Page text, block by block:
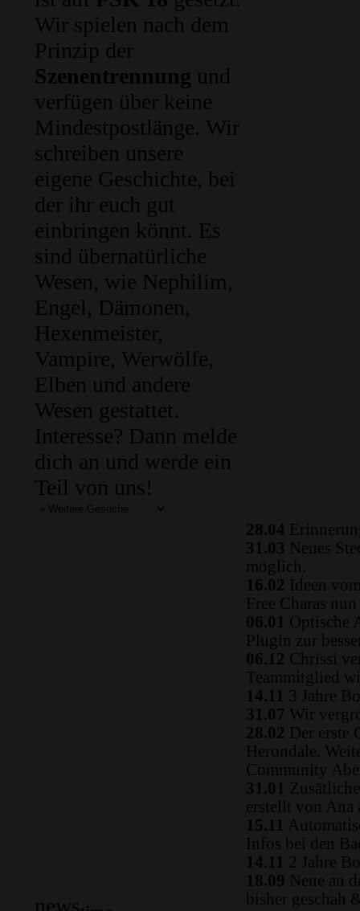
Wir spielen nach dem
Prinzip der
Szenentrennung und
verfügen über keine
Mindestpostlänge. Wir
schreiben unsere
eigene Geschichte, bei
der ihr euch gut
einbringen könnt. Es
sind übernatürliche
Wesen, wie Nephilim,
Engel, Dämonen,
Hexenmeister,
Vampire, Werwölfe,
Elben und andere
Wesen gestattet.
Interesse? Dann melde
dich an und werde ein
Teil von uns!
news
28.04
31.03 Neues
möglich.
16.02 Ideen
Free Charas
06.01 Optische
Plugin zur
06.12 Chrissi
Teammitglied
14.11 3 Jahre
31.07 Wir
28.02 Der erste
Herondale.
Community
31.01
erstellt von Ana
15.11
Infos bei den
14.11
2 Jahre
18.09 Neue an
bisher geschah